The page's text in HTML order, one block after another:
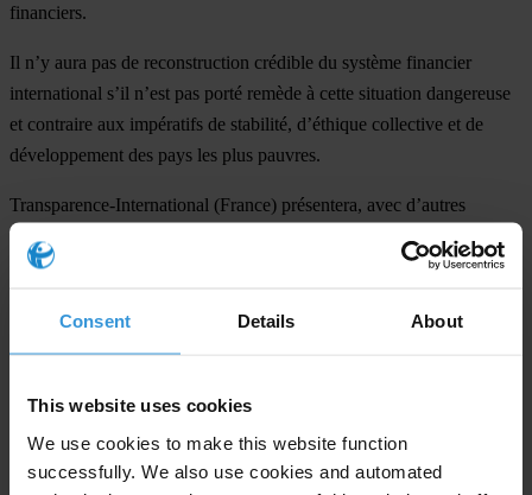
Consent Details About
This website uses cookies
We use cookies to make this website function
successfully. We also use cookies and automated
financiers.
Il n’y aura pas de reconstruction crédible du système financier
international s’il n’est pas porté remède à cette situation dangereuse
et contraire aux impératifs de stabilité, d’éthique collective et de
développement des pays les plus pauvres.
Transparence-International (France) présentera, avec d’autres
associations et ONG, ses propositions en la matière jeudi 16 octobre
à 11 heures, au Centre d’Accueil de la Presse Etrangère (Grand
myriam.savy@transparence-france.org